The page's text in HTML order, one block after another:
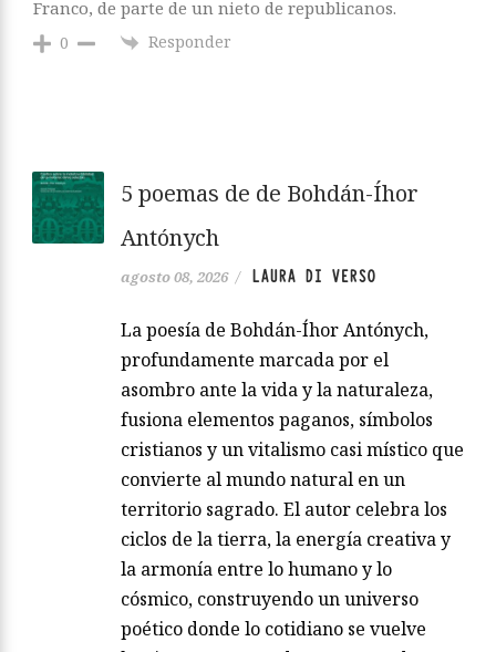
Franco, de parte de un nieto de republicanos.
0 Responder
5 poemas de de Bohdán-Íhor
Antónych
agosto 08, 2026 / LAURA DI VERSO
La poesía de Bohdán-Íhor Antónych,
profundamente marcada por el
asombro ante la vida y la naturaleza,
fusiona elementos paganos, símbolos
cristianos y un vitalismo casi místico que
convierte al mundo natural en un
territorio sagrado. El autor celebra los
ciclos de la tierra, la energía creativa y
la armonía entre lo humano y lo
cósmico, construyendo un universo
poético donde lo cotidiano se vuelve